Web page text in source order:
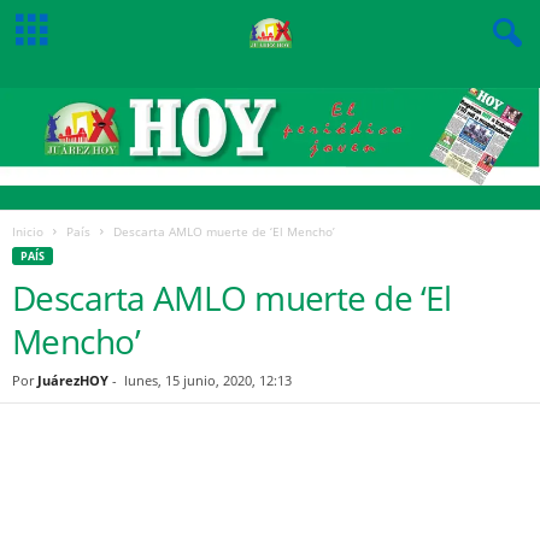
Inicio País Descarta AMLO muerte de ‘El Mencho’
PAÍS
Descarta AMLO muerte de ‘El
Mencho’
Por JuárezHOY - lunes, 15 junio, 2020, 12:13